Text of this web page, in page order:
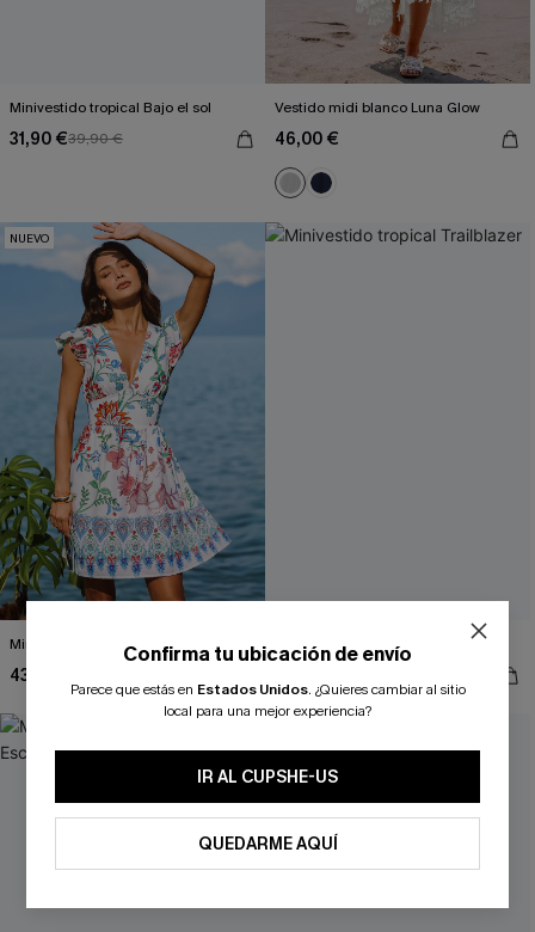
Minivestido tropical Bajo el sol
31,90 €39,90 €
Vestido midi blanco Luna Glow
46,00 €
NUEVO
Minivestido floral Heart's Content
43,00 €
Minivestido tropical Trailblazer
Confirma tu ubicación de envío
Parece que estás en Estados Unidos. ¿Quieres cambiar al sitio
local para una mejor experiencia?
IR AL CUPSHE-US
QUEDARME AQUÍ